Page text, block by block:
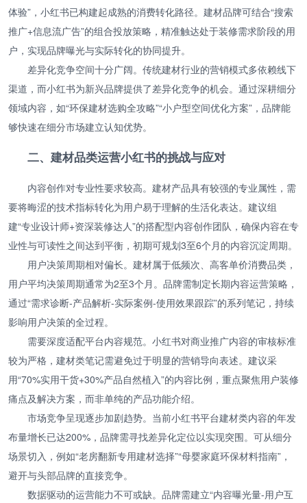
体验”，小红书已构建起成熟的消费转化路径。建材品牌可结合“搜索
推广+信息流广告”的组合投放策略，精准触达处于装修需求阶段的用
户，实现品牌曝光与实际转化的协同提升。
差异化竞争空间十分广阔。传统建材行业的营销模式多依赖线下
渠道，而小红书为新兴品牌提供了差异化竞争的机会。通过深耕细分
领域内容，如“环保建材选购全攻略”“小户型空间优化方案”，品牌能
够快速在细分市场建立认知优势。
二、建材品类运营小红书的挑战与应对
内容创作对专业性要求较高。建材产品具有较强的专业属性，需
要将晦涩的技术指标转化为用户易于理解的生活化表达。建议组
建“专业设计师+资深装修达人”的搭配型内容创作团队，确保内容在专
业性与可读性之间达到平衡，初期可规划3至6个月的内容沉淀周期。
用户决策周期相对偏长。建材属于低频次、高客单价消费品类，
用户平均决策周期通常为2至3个月。品牌需制定长期内容运营策略，
通过“需求诊断-产品解析-实际案例-使用效果跟踪”的系列笔记，持续
影响用户决策的全过程。
需要深度适配平台内容规范。小红书对商业推广内容的审核标准
较为严格，建材类笔记需避免过于明显的营销导向表述。建议采
用“70%实用干货+30%产品自然植入”的内容比例，重点聚焦用户装修
痛点及解决方案，而非单纯的产品功能介绍。
市场竞争呈现逐步加剧趋势。当前小红书平台建材类内容的年发
布量增长已达200%，品牌需寻找差异化定位以实现突围。可从细分
场景切入，例如“老房翻新专用建材选择”“母婴家庭环保材料指南”，
避开与头部品牌的直接竞争。
数据驱动的运营能力不可或缺。品牌需建立“内容曝光量-用户互